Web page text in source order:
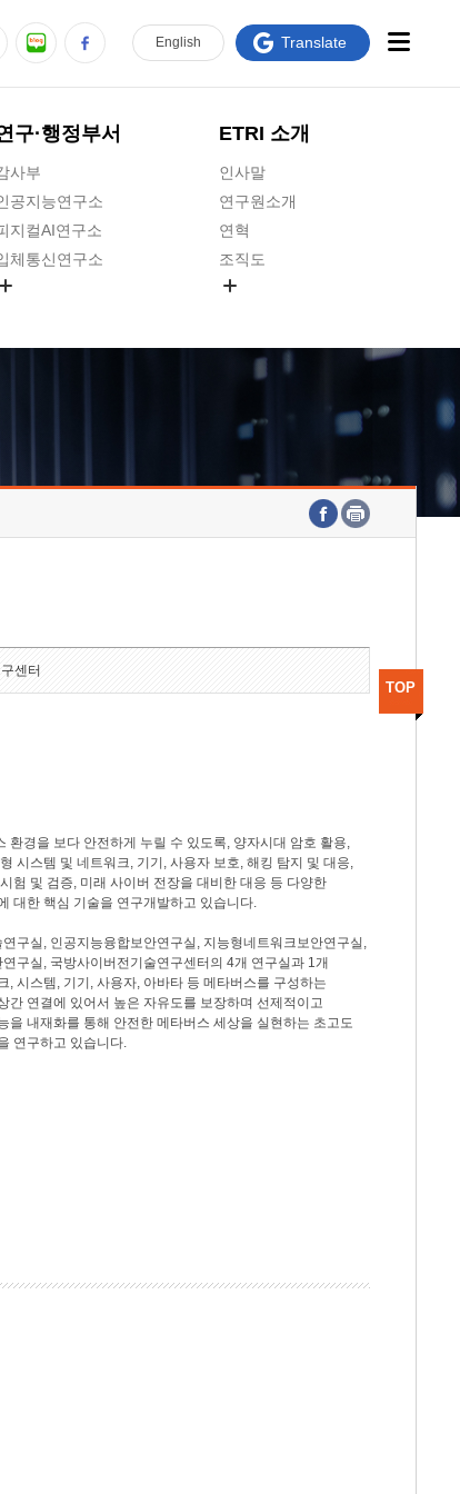
구·행정부서
사부
공지능연구소
지컬AI연구소
체통신연구소
남권연구본부
획본부
ETRI 소개
인사말
연구원소개
연혁
조직도
연구원 고객헌장
주요업무연락처
English Translate
센터
환경을 보다 안전하게 누릴 수 있도록, 양자시대 암호 활용,
시스템 및 네트워크, 기기, 사용자 보호, 해킹 탐지 및 대응,
험 및 검증, 미래 사이버 전장을 대비한 대응 등 다양한
대한 핵심 기술을 연구개발하고 있습니다.
구실, 인공지능융합보안연구실, 지능형네트워크보안연구실,
구실, 국방사이버전기술연구센터의 4개 연구실과 1개
, 시스템, 기기, 사용자, 아바타 등 메타버스를 구성하는
간 연결에 있어서 높은 자유도를 보장하며 선제적이고
을 내재화를 통해 안전한 메타버스 세상을 실현하는 초고도
연구하고 있습니다.
TOP